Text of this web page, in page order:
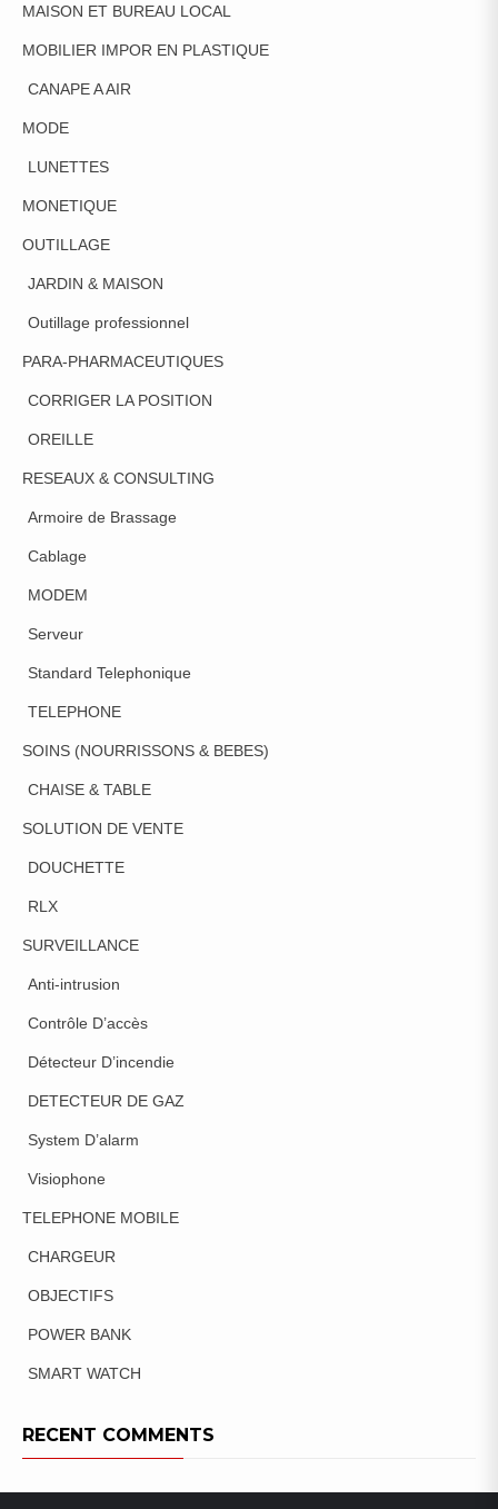
MAISON ET BUREAU LOCAL
MOBILIER IMPOR EN PLASTIQUE
CANAPE A AIR
MODE
LUNETTES
MONETIQUE
OUTILLAGE
JARDIN & MAISON
Outillage professionnel
PARA-PHARMACEUTIQUES
CORRIGER LA POSITION
OREILLE
RESEAUX & CONSULTING
Armoire de Brassage
Cablage
MODEM
Serveur
Standard Telephonique
TELEPHONE
SOINS (NOURRISSONS & BEBES)
CHAISE & TABLE
SOLUTION DE VENTE
DOUCHETTE
RLX
SURVEILLANCE
Anti-intrusion
Contrôle D’accès
Détecteur D’incendie
DETECTEUR DE GAZ
System D’alarm
Visiophone
TELEPHONE MOBILE
CHARGEUR
OBJECTIFS
POWER BANK
SMART WATCH
RECENT COMMENTS